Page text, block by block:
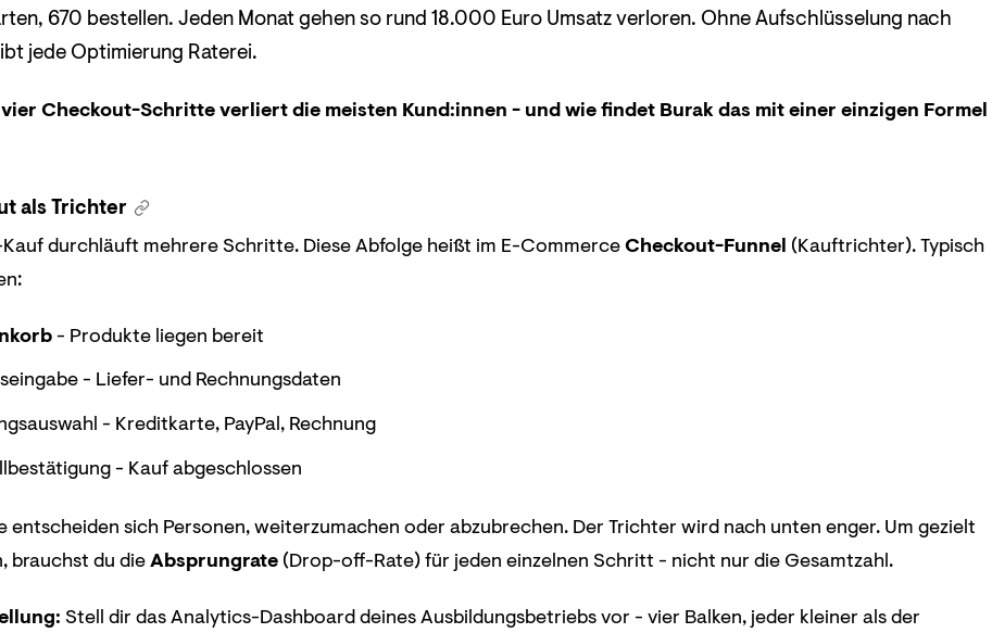
670 bestellen. Jeden Monat gehen so rund 18.000 Euro Umsatz verloren. Ohne Aufschlüsselung nach
jede Optimierung Raterei.
Checkout-Schritte verliert die meisten Kund:innen - und wie findet Burak das mit einer einzigen Formel
als Trichter
durchläuft mehrere Schritte. Diese Abfolge heißt im E-CommerceCheckout-Funnel (Kauftrichter). Typisch
- Produkte liegen bereit
- Liefer- und Rechnungsdaten
- Kreditkarte, PayPal, Rechnung
- Kauf abgeschlossen
entscheiden sich Personen, weiterzumachen oder abzubrechen. Der Trichter wird nach unten enger. Um gezielt
brauchst du dieAbsprungrate (Drop-off-Rate) für jeden einzelnen Schritt - nicht nur die Gesamtzahl.
Stell dir das Analytics-Dashboard deines Ausbildungsbetriebs vor - vier Balken, jeder kleiner als der